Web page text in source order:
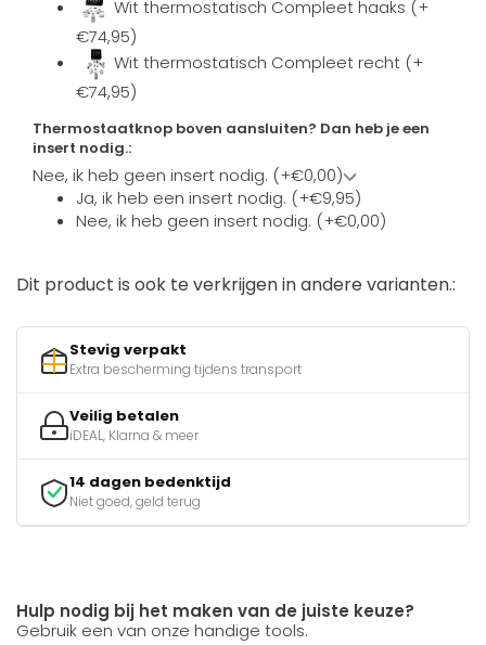
Wit thermostatisch Compleet haaks (+
€74,95)
Wit thermostatisch Compleet recht (+
€74,95)
Thermostaatknop boven aansluiten? Dan heb je een
insert nodig.:
Nee, ik heb geen insert nodig. (+€0,00)
Ja, ik heb een insert nodig. (+€9,95)
Nee, ik heb geen insert nodig. (+€0,00)
Dit product is ook te verkrijgen in andere varianten.:
Stevig verpakt
Extra bescherming tijdens transport
Veilig betalen
iDEAL, Klarna & meer
14 dagen bedenktijd
Niet goed, geld terug
Hulp nodig bij het maken van de juiste keuze?
Gebruik een van onze handige tools.